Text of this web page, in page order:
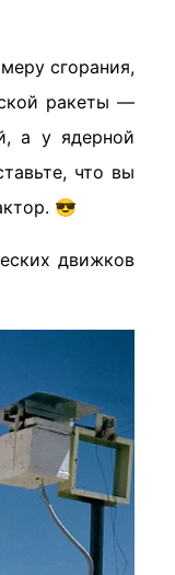
сгорания,
ракеты —
а у ядерной
что вы
😎
движков